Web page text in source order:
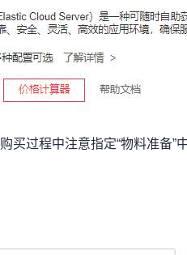
买过程中注意指定“物料准备”